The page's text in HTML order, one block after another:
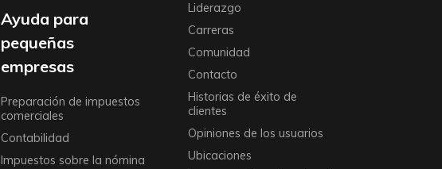
Ayuda para
pequeñas
empresas
Preparación de impuestos
comerciales
Contabilidad
Impuestos sobre la nómina
Liderazgo
Carreras
Comunidad
Contacto
Historias de éxito de
clientes
Opiniones de los usuarios
Ubicaciones